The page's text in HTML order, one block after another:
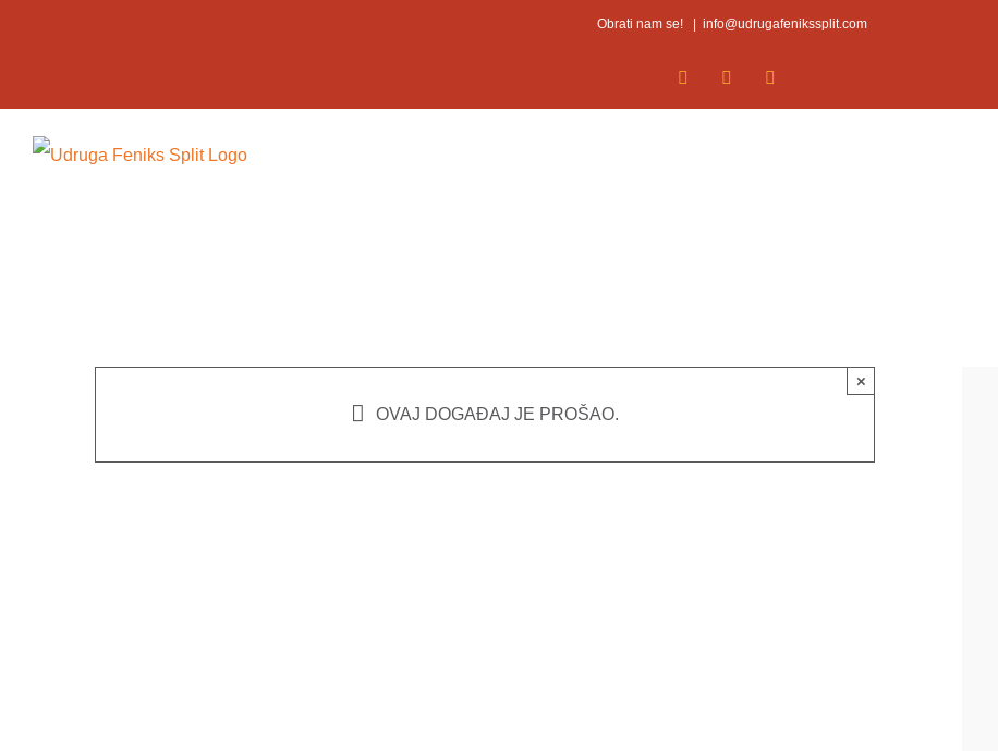
Obrati nam se! info@udrugafenikssplit.com
FacebookFacebook
OVAJ DOGAĐAJ JE PROŠAO.
×